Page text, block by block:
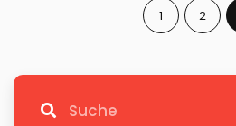
1 2
Suche